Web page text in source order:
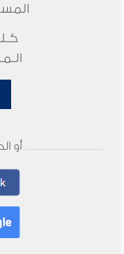
أو